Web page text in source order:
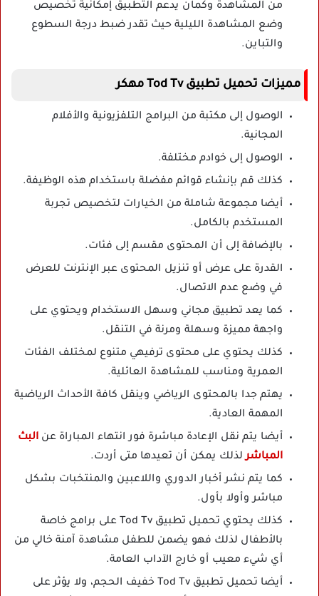
من المشاهدة وكمان يدعم التطبيق إمكانية تخصيص
وضع المشاهدة الليلية حيث تقدر ضبط درجة السطوع
والتباين.
مميزات تحميل تطبيق Tod Tv مهكر
الوصول إلى مكتبة من البرامج التلفزيونية والأفلام
المجانية.
الوصول إلى خوادم مختلفة.
كذلك قم بإنشاء قوائم مفضلة باستخدام هذه الوظيفة.
أيضا مجموعة شاملة من الخيارات لتخصيص تجربة
المستخدم بالكامل.
بالإضافة إلى أن المحتوى مقسم إلى فئات.
القدرة على عرض أو تنزيل المحتوى عبر الإنترنت للعرض
في وضع عدم الاتصال.
كما يعد تطبيق مجاني وسهل الاستخدام ويحتوي على
واجهة مميزة وسهلة ومرنة في التنقل.
كذلك يحتوي على محتوى ترفيهي متنوع لمختلف الفئات
العمرية ومناسب للمشاهدة العائلية.
يهتم جدا بالمحتوى الرياضي وينقل كافة الأحداث الرياضية
المهمة العادية.
أيضا يتم نقل الإعادة مباشرة فور انتهاء المباراة عن البث
المباشرلذلك يمكن أن تعيدها متى أردت.
كما يتم نشر أخبار الدوري واللاعبين والمنتخبات بشكل
مباشر وأولا بأول.
كذلك يحتوي تحميل تطبيق Tod Tv على برامج خاصة
بالأطفال لذلك فهو يضمن للطفل مشاهدة آمنة خالي من
أي شيء معيب أو خارج الآداب العامة.
أيضا تحميل تطبيق Tod Tv خفيف الحجم، ولا يؤثر على